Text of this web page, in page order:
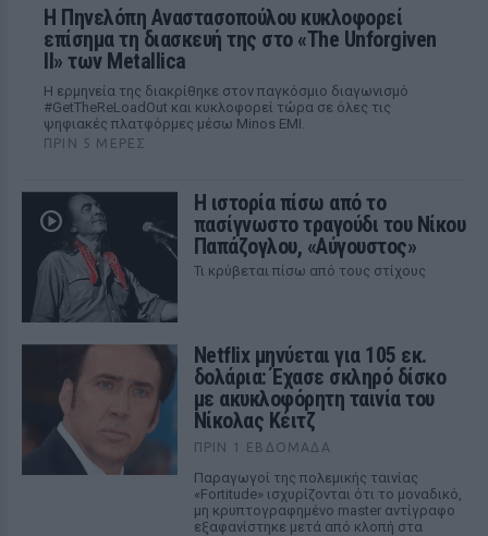
Η Πηνελόπη Αναστασοπούλου κυκλοφορεί
επίσημα τη διασκευή της στο «The Unforgiven
II» των Metallica
Η ερμηνεία της διακρίθηκε στον παγκόσμιο διαγωνισμό
#GetTheReLoadOut και κυκλοφορεί τώρα σε όλες τις
ψηφιακές πλατφόρμες μέσω Minos EMI.
ΠΡΙΝ 5 ΜΈΡΕΣ
Η ιστορία πίσω από το
πασίγνωστο τραγούδι του Νίκου
Παπάζογλου, «Αύγουστος»
Τι κρύβεται πίσω από τους στίχους
Netflix μηνύεται για 105 εκ.
δολάρια: Έχασε σκληρό δίσκο
με ακυκλοφόρητη ταινία του
Νίκολας Κέιτζ
ΠΡΙΝ 1 ΕΒΔΟΜΆΔΑ
Παραγωγοί της πολεμικής ταινίας
«Fortitude» ισχυρίζονται ότι το μοναδικό,
μη κρυπτογραφημένο master αντίγραφο
εξαφανίστηκε μετά από κλοπή στα